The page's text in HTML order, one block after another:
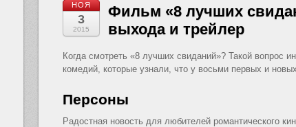
НОЯ
3
2015
Фильм «8 лучших
выхода и трейлер
Когда смотреть «8 лучших свиданий»? Такой вопрос
комедий, которые узнали, что у восьми первых и
Персоны
Радостная новость для любителей романтического